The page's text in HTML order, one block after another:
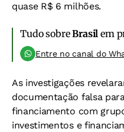
quase R$ 6 milhões.
Tudo sobreBrasil em
Entre no canal do
As investigações
documentação falsa
financiamento com
investimentos e